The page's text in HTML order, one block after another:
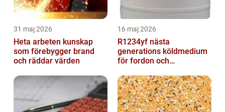
31 maj 2026
Heta arbeten kunskap
som förebygger brand
och räddar värden
16 maj 2026
R1234yf nästa
generations köldmedium
för fordon och